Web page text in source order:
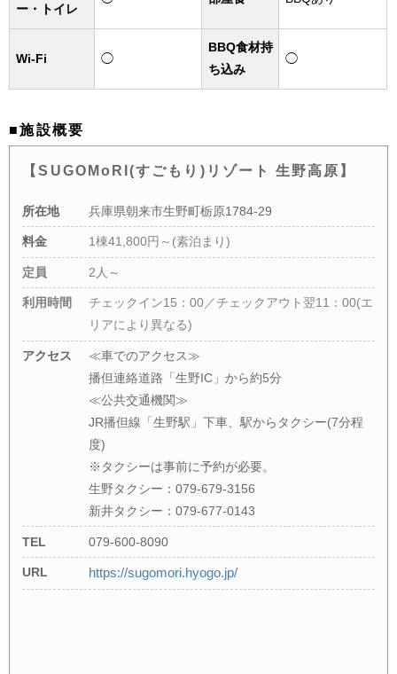
ー・トイレ
Wi-Fi ◯
BBQ食材持
ち込み
◯
■施設概要
【SUGOMoRI(すごもり)リゾート 生野高原】
所在地 兵庫県朝来市生野町栃原1784-29
料金 1棟41,800円～(素泊まり)
定員 2人～
利用時間
チェックイン15：00／チェックアウト翌11：00(エ
リアにより異なる)
アクセス
≪車でのアクセス≫
播但連絡道路「生野IC」から約5分
≪公共交通機関≫
JR播但線「生野駅」下車、駅からタクシー(7分程
度)
※タクシーは事前に予約が必要。
生野タクシー：079-679-3156
新井タクシー：079-677-0143
TEL 079-600-8090
URL https://sugomori.hyogo.jp/